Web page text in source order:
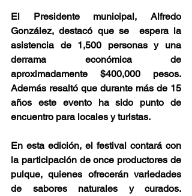
El Presidente municipal, Alfredo
González, destacó que se  espera la
asistencia de 1,500 personas y una
derrama económica de
aproximadamente $400,000 pesos.
Además resaltó que durante más de 15
años este evento ha sido punto de
encuentro para locales y turistas.
En esta edición, el festival contará con
la participación de once productores de
pulque, quienes ofrecerán variedades
de sabores naturales y curados.